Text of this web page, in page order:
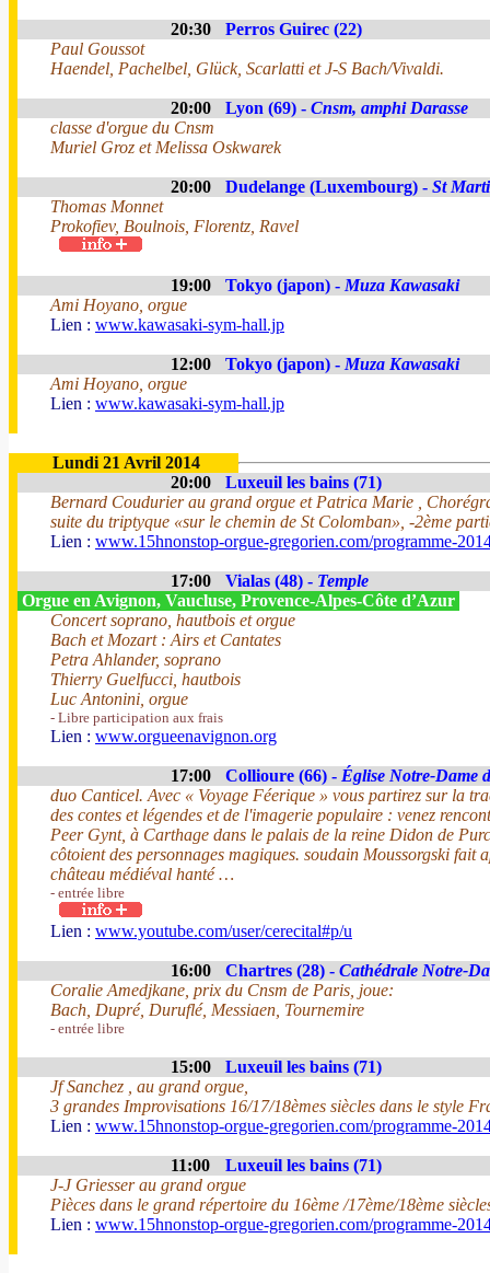
20:30
Perros Guirec (22)
Paul Goussot
Haendel, Pachelbel, Glück, Scarlatti et J-S Bach/Vivaldi.
20:00 Lyon (69) - Cnsm, amphi Darasse
classe d'orgue du Cnsm
Muriel Groz et Melissa Oskwarek
20:00 Dudelange (Luxembourg) - St
Thomas Monnet
Prokofiev, Boulnois, Florentz, Ravel
19:00 Tokyo (japon) - Muza Kawasaki
Ami Hoyano, orgue
Lien : www.kawasaki-sym-hall.jp
12:00 Tokyo (japon) - Muza Kawasaki
Ami Hoyano, orgue
Lien : www.kawasaki-sym-hall.jp
Lundi 21 Avril 2014
20:00
Luxeuil les bains (71)
Bernard Coudurier au grand orgue et Patrica Marie ,
suite du triptyque «sur le chemin de St Colomban», -2ème
Lien : www.15hnonstop-orgue-gregorien.com/programme-
17:00 Vialas (48) - Temple
Orgue en Avignon, Vaucluse, Provence-Alpes-Côte d’Azur
Concert soprano, hautbois et orgue
Bach et Mozart : Airs et Cantates
Petra Ahlander, soprano
Thierry Guelfucci, hautbois
Luc Antonini, orgue
- Libre participation aux frais
Lien : www.orgueenavignon.org
17:00 Collioure (66) - Église Notre-Dame
duo Canticel. Avec « Voyage Féerique » vous partirez sur la
des contes et légendes et de l'imagerie populaire : venez
Peer Gynt, à Carthage dans le palais de la reine Didon de
côtoient des personnages magiques. soudain Moussorgski fait
château médiéval hanté …
- entrée libre
Lien : www.youtube.com/user/cerecital#p/u
16:00 Chartres (28) - Cathédrale Notre-
Coralie Amedjkane, prix du Cnsm de Paris, joue:
Bach, Dupré, Duruflé, Messiaen, Tournemire
- entrée libre
15:00
Luxeuil les bains (71)
Jf Sanchez , au grand orgue,
3 grandes Improvisations 16/17/18èmes siècles dans le style
Lien : www.15hnonstop-orgue-gregorien.com/programme-
11:00
Luxeuil les bains (71)
J-J Griesser au grand orgue
Pièces dans le grand répertoire du 16ème /17ème/18ème
Lien : www.15hnonstop-orgue-gregorien.com/programme-